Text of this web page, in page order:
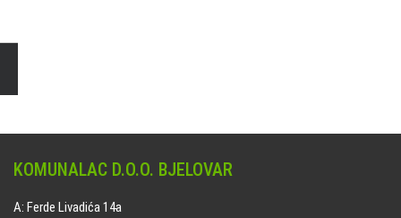
KOMUNALAC D.O.O. BJELOVAR
A: Ferde Livadića 14a